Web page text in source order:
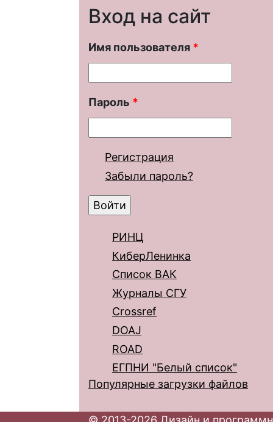
Вход на сайт
Имя пользователя *
Пароль *
Регистрация
Забыли пароль?
РИНЦ
КиберЛенинка
Список ВАК
Журналы СГУ
Crossref
DOAJ
ROAD
ЕГПНИ "Белый список"
Популярные загрузки файлов